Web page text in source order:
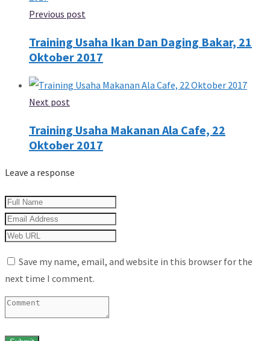
Previous post
Training Usaha Ikan Dan Daging Bakar, 21
Oktober 2017
Next post
Training Usaha Makanan Ala Cafe, 22
Oktober 2017
Leave a response
Save my name, email, and website in this browser for the
next time I comment.